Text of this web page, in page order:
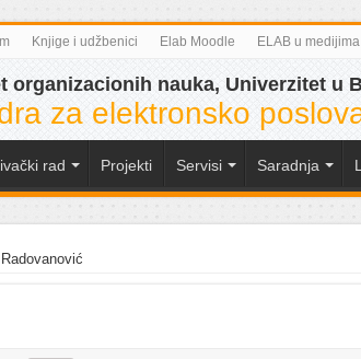
Knjige i udžbenici Elab Moodle ELAB u medijima
organizacionih nauka, Univerzitet u
za elektronsko
rad Projekti Servisi Saradnja